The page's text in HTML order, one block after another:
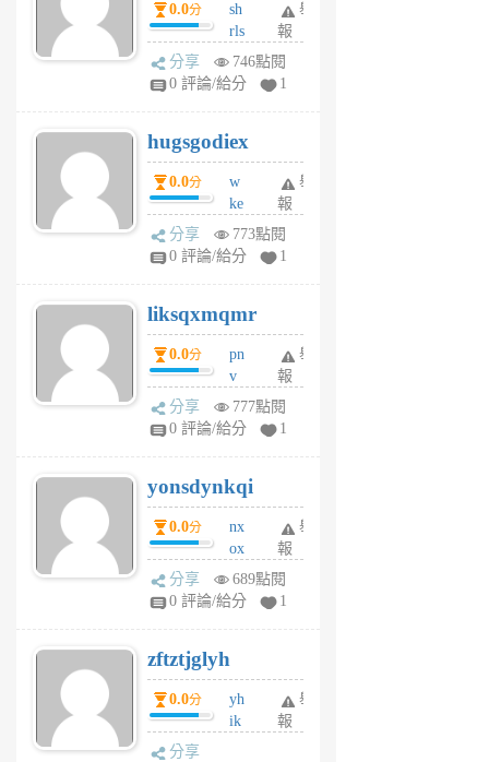
月
前
0.0分
sh
rls
k
m
6
個
月
前
舉
報
分享
746點閱
0 評論/給分
1
hugsgodiex
0.0分
w
ke
rv
pj
6
個
月
前
舉
報
分享
773點閱
0 評論/給分
1
liksqxmqmr
0.0分
pn
v
wt
sv
6
個
月
前
舉
報
分享
777點閱
0 評論/給分
1
yonsdynkqi
0.0分
nx
ox
rh
pe
月
前
舉
報
分享
689點閱
0 評論/給分
1
zftztjglyh
0.0分
yh
ik
舉
報
分享